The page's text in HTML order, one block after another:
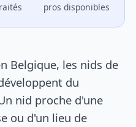
pros disponibles
Belgique, les nids de
du
nid proche d'une
ou d'un lieu de